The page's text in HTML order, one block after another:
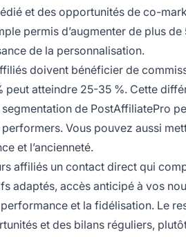
et des opportunités de co-
permis d’augmenter de plus
de la personnalisation.
doivent bénéficier de
peut atteindre 25-35 %. Cette
de PostAffiliatePro
Vous pouvez aussi
et l’ancienneté.
affiliés un contact direct qui
adaptés, accès anticipé à vos
et la fidélisation. Le
et des bilans réguliers,